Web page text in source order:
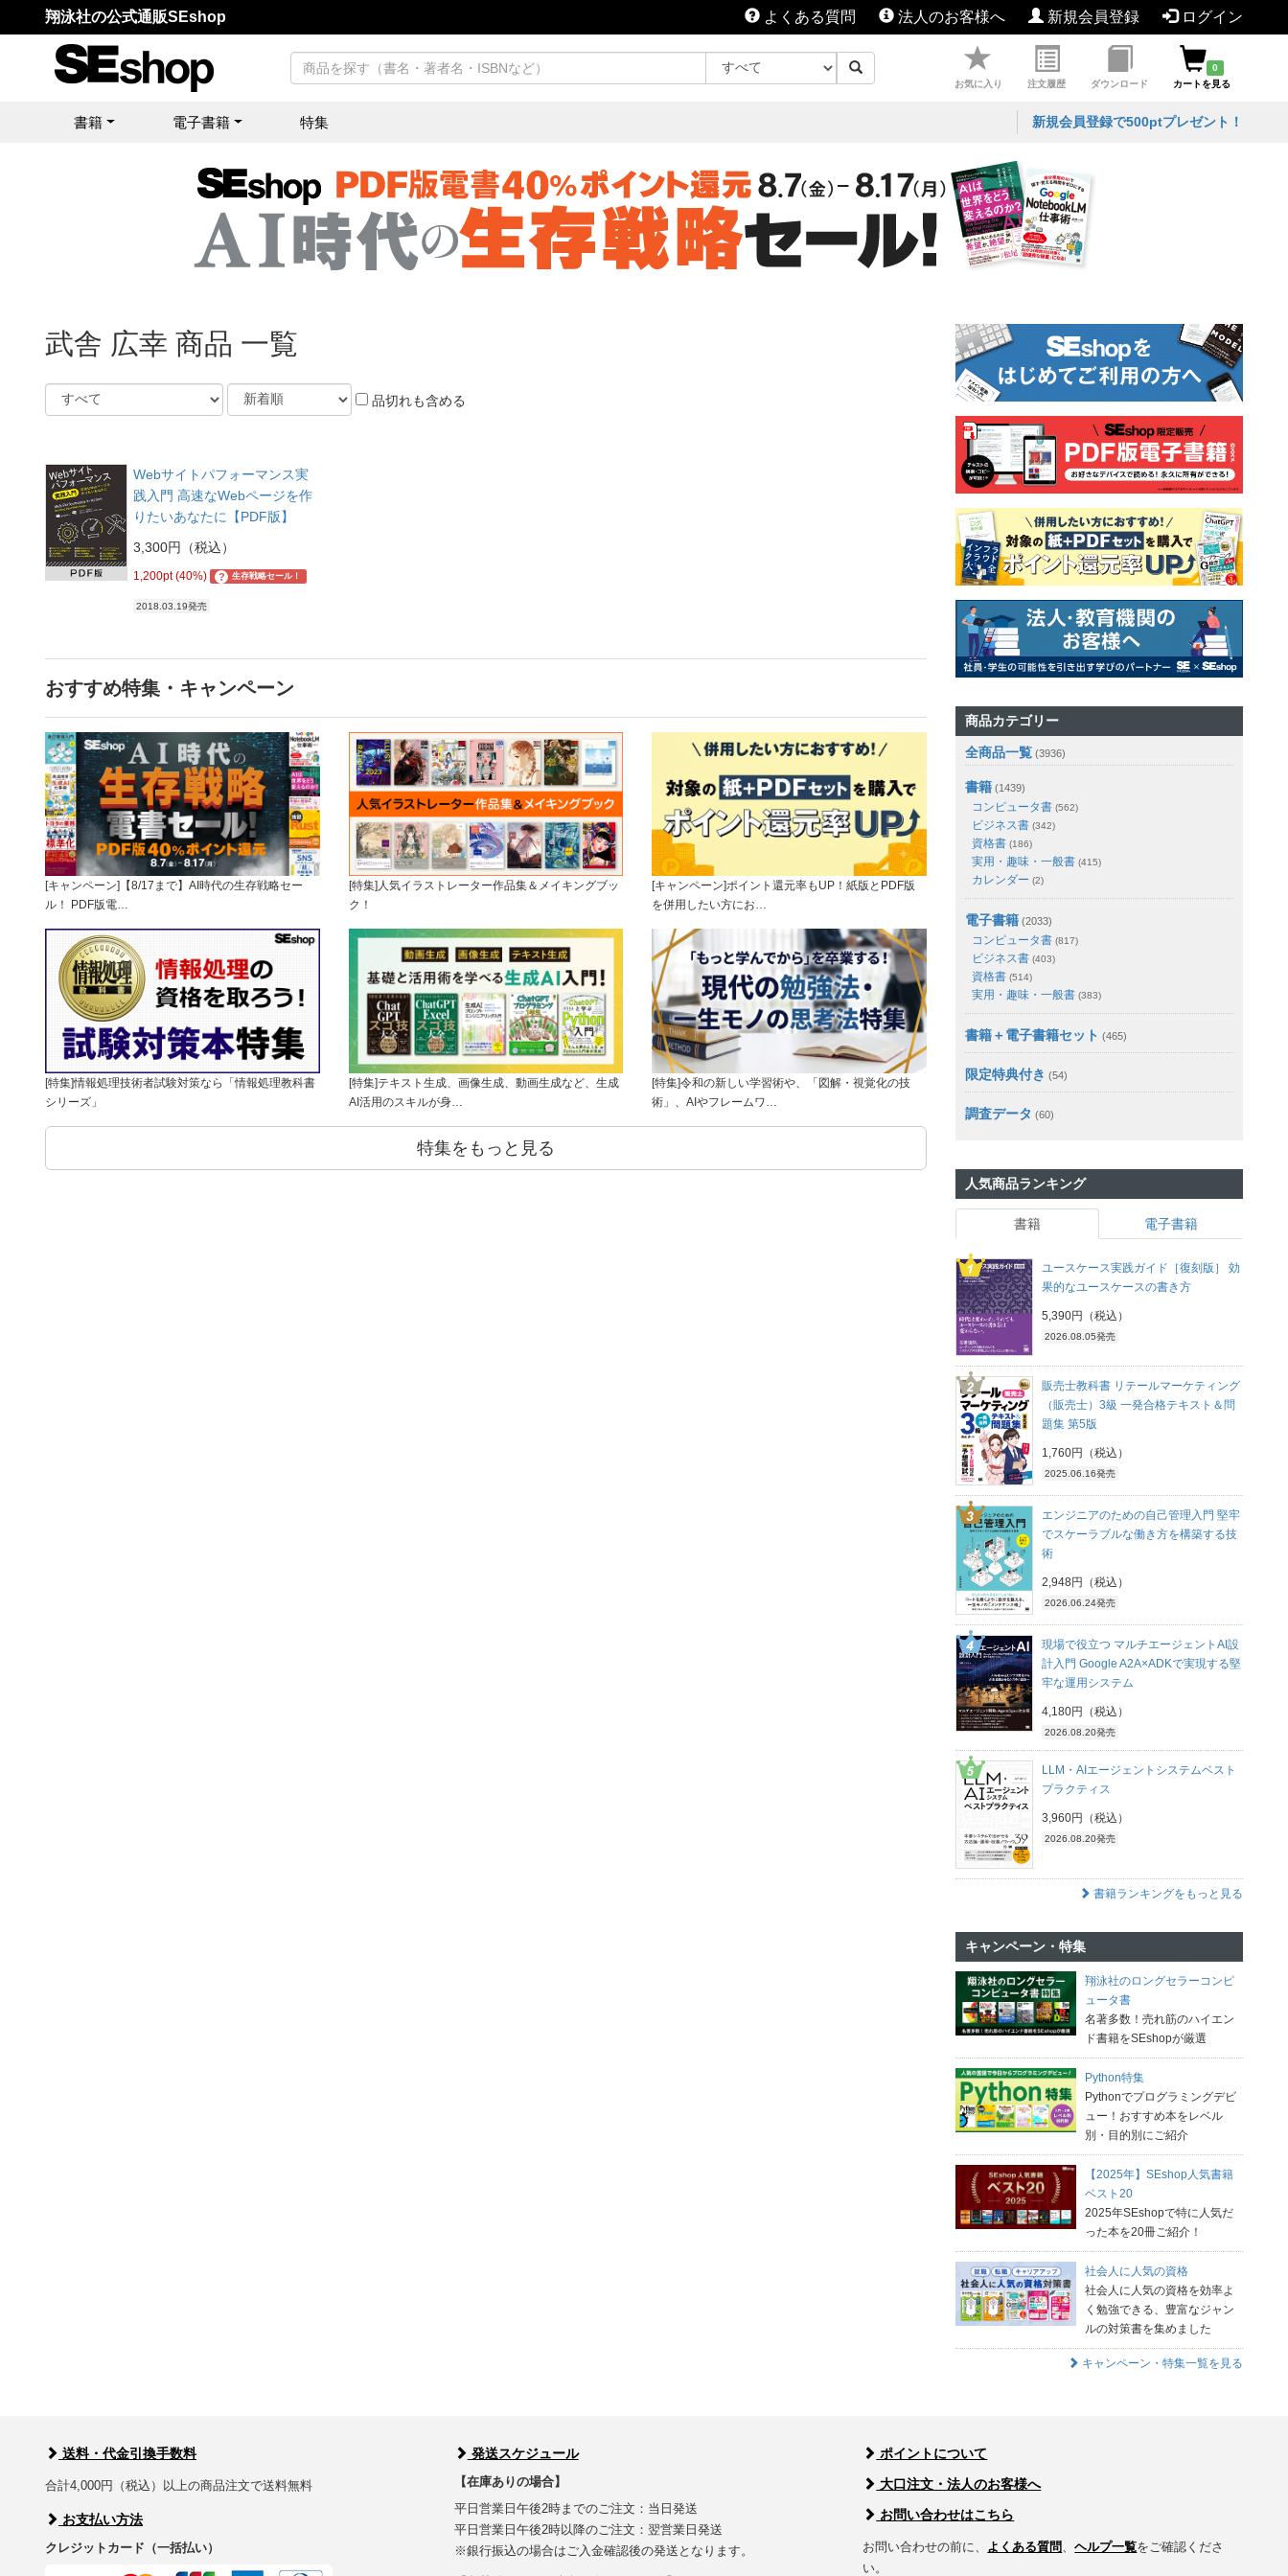
翔泳社の公式通販SEshop よくある質問 法人のお客様へ 新規会員登録 ログイン
お気に入り 注文履歴 ダウンロード
0
カートを見る
書籍 電子書籍 特集 新規会員登録で500ptプレゼント！
武舎 広幸 商品 一覧
品切れも含める
Webサイトパフォーマンス実
践入門 高速なWebページを作
りたいあなたに【PDF版】
3,300円（税込）
1,200pt (40%) ? 生存戦略セール！
2018.03.19発売
おすすめ特集・キャンペーン
[キャンペーン]【8/17まで】AI時代の生存戦略セー
ル！ PDF版電…
[特集]人気イラストレーター作品集＆メイキングブッ
ク！
[キャンペーン]ポイント還元率もUP！紙版とPDF版
を併用したい方にお…
[特集]情報処理技術者試験対策なら「情報処理教科書
シリーズ」
[特集]テキスト生成、画像生成、動画生成など、生成
AI活用のスキルが身…
[特集]令和の新しい学習術や、「図解・視覚化の技
術」、AIやフレームワ…
特集をもっと見る
商品カテゴリー
全商品一覧 (3936)
書籍 (1439)
コンピュータ書 (562)
ビジネス書 (342)
資格書 (186)
実用・趣味・一般書 (415)
カレンダー (2)
電子書籍 (2033)
コンピュータ書 (817)
ビジネス書 (403)
資格書 (514)
実用・趣味・一般書 (383)
書籍＋電子書籍セット (465)
限定特典付き (54)
調査データ (60)
人気商品ランキング
書籍 電子書籍
ユースケース実践ガイド［復刻版］ 効
果的なユースケースの書き方
5,390円（税込）
2026.08.05発売
販売士教科書 リテールマーケティング
（販売士）3級 一発合格テキスト＆問
題集 第5版
1,760円（税込）
2025.06.16発売
エンジニアのための自己管理入門 堅牢
でスケーラブルな働き方を構築する技
術
2,948円（税込）
2026.06.24発売
現場で役立つ マルチエージェントAI設
計入門 Google A2A×ADKで実現する堅
牢な運用システム
4,180円（税込）
2026.08.20発売
LLM・AIエージェントシステムベスト
プラクティス
3,960円（税込）
2026.08.20発売
書籍ランキングをもっと見る
キャンペーン・特集
翔泳社のロングセラーコンピ
ュータ書
名著多数！売れ筋のハイエン
ド書籍をSEshopが厳選
Python特集
Pythonでプログラミングデビ
ュー！おすすめ本をレベル
別・目的別にご紹介
【2025年】SEshop人気書籍
ベスト20
2025年SEshopで特に人気だ
った本を20冊ご紹介！
社会人に人気の資格
社会人に人気の資格を効率よ
く勉強できる、豊富なジャン
ルの対策書を集めました
キャンペーン・特集一覧を見る
送料・代金引換手数料
合計4,000円（税込）以上の商品注文で送料無料
お支払い方法
クレジットカード（一括払い）
発送スケジュール
【在庫ありの場合】
平日営業日午後2時までのご注文：当日発送
平日営業日午後2時以降のご注文：翌営業日発送
※銀行振込の場合はご入金確認後の発送となります。
ポイントについて
大口注文・法人のお客様へ
お問い合わせはこちら
お問い合わせの前に、 よくある質問、ヘルプ一覧をご確認くださ
い。